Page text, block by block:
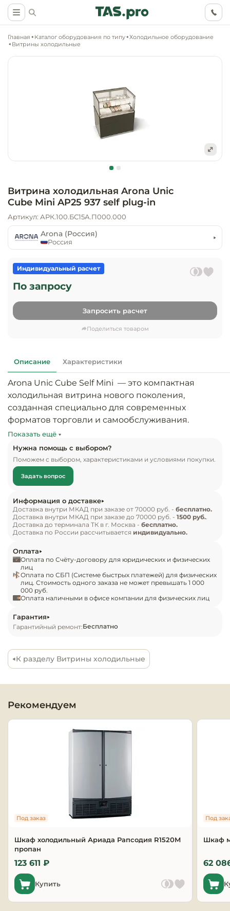
Барное
Кофейное
фастфуда
Инвентарь
Кухонный
Нейтральное
общепита
Весовое
химчисток и
Торговое и
Оснащение
питания
Оснащение
Оснащение
цехов
Оснащение
бытового
Ритейл (non
объекта
Ассортимент и
оборудования
Главная Каталог оборудования по типу Холодильное оборудование
Витрины холодильные
Витрина холодильная Arona Unic
Cube Mini AP25 937 self plug-in
Артикул: АРК.100.БС15А.П000.000
Arona (Россия)
Россия
По запросу
Индивидуальный расчет
Запросить расчет
Поделиться товаром
Описание Характеристики
Arona Unic Cube Self Mini  — это компактная
холодильная витрина нового поколения,
созданная специально для современных
форматов торговли и самообслуживания.
Благодаря открытой выкладке, продукция
максимально приближена к покупателю, что
обеспечивает лёгкий доступ, повышает
вовлечённость и стимулирует импульсные
покупки. Отличная обзорность, панорамное
экспозиционной зоны делают витрину
идеальной для использования в линиях раздачи,
гастрономических островах, зонах «шведский
поддерживает стабильную температуру и
сохраняет свежесть продукции на протяжении
всего дня. Высокая энергоэффективность
снижает эксплуатационные затраты, а
современный минималистичный дизайн легко
вписывается в интерьеры магазинов, кафе и
ресторанов. Arona Unic Cube Self Mini  — это
решении. Повышайте уровень сервиса,
улучшайте клиентский опыт и создавайте яркие
качестве.
Показать ещё
Нужна помощь с выбором?
Поможем с выбором, характеристиками и условиями покупки.
Задать вопрос
Информация о доставке
Доставка внутри МКАД при заказе от 70000 руб. - бесплатно.
Доставка внутри МКАД при заказе до 70000 руб. - 1500 руб..
Доставка до терминала ТК в г. Москва - бесплатно.
Доставка по России рассчитывается индивидуально.
Оплата
Оплата по Счёту-договору для юридических и физических
лиц
Оплата по СБП (Системе быстрых платежей) для физических
лиц. Стоимость одного заказа не может превышать 1 000
000 руб.
Оплата наличными в офисе компании для физических лиц
Гарантия
Гарантийный ремонт:Бесплатно
К разделу Витрины холодильные
Рекомендуем
Шкаф холодильный Ариада Рапсодия R1520M
пропан
Под заказ
123 611 ₽
Купить
Шкаф
Под
62